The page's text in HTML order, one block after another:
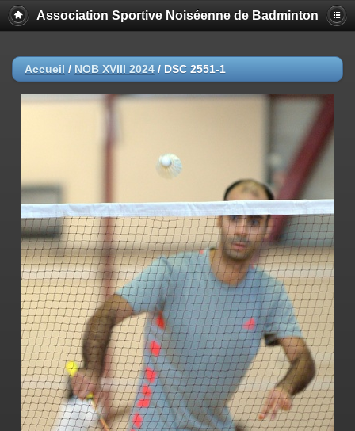
Association Sportive Noiséenne de Badminton
Accueil / NOB XVIII 2024 / DSC 2551-1